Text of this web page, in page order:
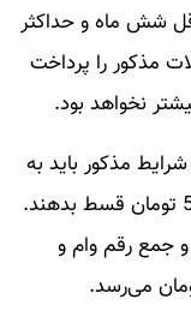
شش ماه و حداکثر
مذکور را پرداخت
نخواهد بود.
مذکور باید به
صورت ماهانه 5 میلیون و 454 هزار و 545 تومان قسط بدهند.
بوده و جمع رقم وام و